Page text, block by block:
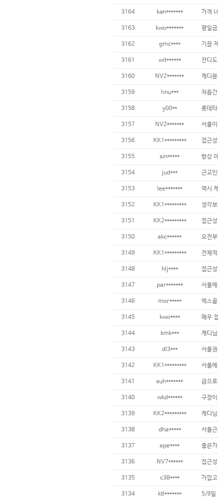
3164 kan*******
3163 kwo*******
3162 gmc****
3161 wit******
3160 NV2*******
3159 hnu***
3158 y00**
3157 NV2*******
3156 KK1*********
3155 sin*****
3154 jud***
3153 lee******* 역시
3152 KK1*********
3151 KK2*********
3150 akc******
3149 KK1*********
3148 hlj**** 접근
3147 par*******
3146 mor*****
3145 kwo****
3144 kmk***
3143 dl3***
3142 KK1*********
3141 suh*******
3140 wkd****** 구장
3139 KK2*********
3138 dha*****
3137 ape**** 좋은
3136 NV7******
3135 c38****
3134 ktl******* 5/9일